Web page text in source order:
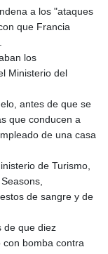
a los "ataques
que Francia
los
Ministerio del
antes de que se
que conducen a
de una casa
de Turismo,
de sangre y de
de que diez
bomba contra